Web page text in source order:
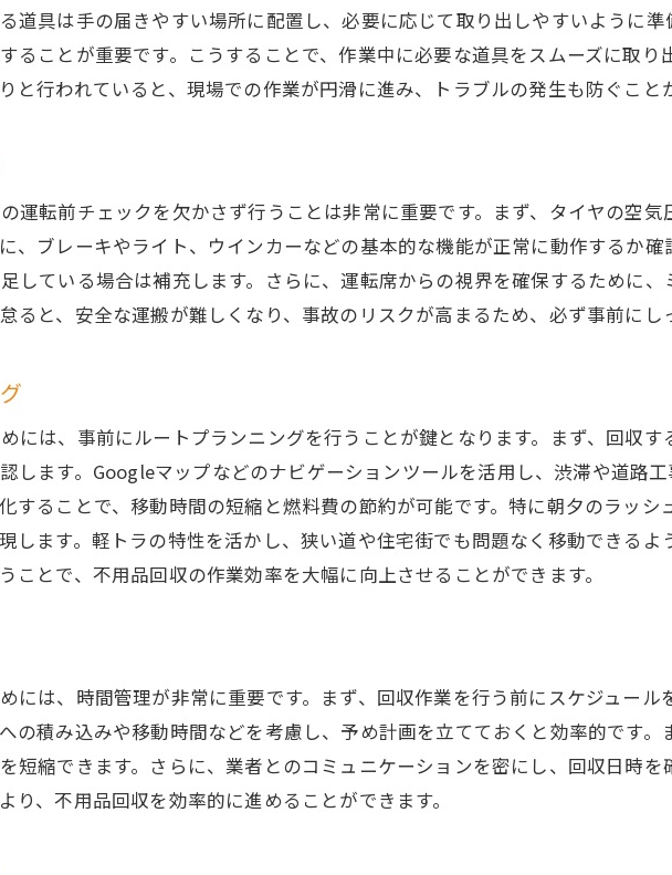
道具は手の届きやすい場所に配置し、必要に応じて取り出しやすいように
ることが重要です。こうすることで、作業中に必要な道具をスムーズに取
と行われていると、現場での作業が円滑に進み、トラブルの発生も防ぐこと
運転前チェックを欠かさず行うことは非常に重要です。まず、タイヤの空
、ブレーキやライト、ウインカーなどの基本的な機能が正常に動作するか
している場合は補充します。さらに、運転席からの視界を確保するために
ると、安全な運搬が難しくなり、事故のリスクが高まるため、必ず事前にし
には、事前にルートプランニングを行うことが鍵となります。まず、回収
します。Googleマップなどのナビゲーションツールを活用し、渋滞や道路
することで、移動時間の短縮と燃料費の節約が可能です。特に朝夕のラッ
します。軽トラの特性を活かし、狭い道や住宅街でも問題なく移動できる
ことで、不用品回収の作業効率を大幅に向上させることができます。
には、時間管理が非常に重要です。まず、回収作業を行う前にスケジュール
の積み込みや移動時間などを考慮し、予め計画を立てておくと効率的です
短縮できます。さらに、業者とのコミュニケーションを密にし、回収日時
り、不用品回収を効率的に進めることができます。